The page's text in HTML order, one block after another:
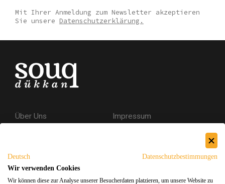
Mit Ihrer Anmeldung zum Newsletter akzeptieren
Sie unsere Datenschutzerklärung.
Über Uns
Impressum
Deutsch
Datenschutzbestimmungen
Wir verwenden Cookies
Wir können diese zur Analyse unserer Besucherdaten platzieren, um unsere Website zu